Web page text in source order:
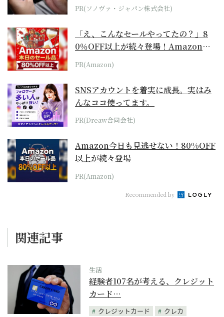
PR(ソノヴァ・ジャパン株式会社)
「え、こんなセールやってたの？」8
0％OFF以上が続々登場！Amazonの
本気が...
PR(Amazon)
SNSアカウントを着実に成長。実はみ
んなココ使ってます。
PR(Dreaw合同会社)
Amazon今日も見逃せない！80%OFF
以上が続々登場
PR(Amazon)
Recommended by
関連記事
生活
経験者107名が考える、クレジット
カード…
クレジットカード
クレカ